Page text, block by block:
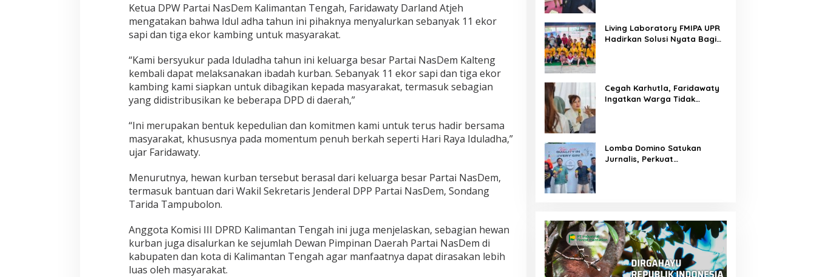
Ketua DPW Partai NasDem Kalimantan Tengah, Faridawaty Darland Atjeh
mengatakan bahwa Idul adha tahun ini pihaknya menyalurkan sebanyak 11 ekor
sapi dan tiga ekor kambing untuk masyarakat.
“Kami bersyukur pada Iduladha tahun ini keluarga besar Partai NasDem Kalteng
kembali dapat melaksanakan ibadah kurban. Sebanyak 11 ekor sapi dan tiga ekor
kambing kami siapkan untuk dibagikan kepada masyarakat, termasuk sebagian
yang didistribusikan ke beberapa DPD di daerah,”
“Ini merupakan bentuk kepedulian dan komitmen kami untuk terus hadir bersama
masyarakat, khususnya pada momentum penuh berkah seperti Hari Raya Iduladha,”
ujar Faridawaty.
Menurutnya, hewan kurban tersebut berasal dari keluarga besar Partai NasDem,
termasuk bantuan dari Wakil Sekretaris Jenderal DPP Partai NasDem, Sondang
Tarida Tampubolon.
Anggota Komisi III DPRD Kalimantan Tengah ini juga menjelaskan, sebagian hewan
kurban juga disalurkan ke sejumlah Dewan Pimpinan Daerah Partai NasDem di
kabupaten dan kota di Kalimantan Tengah agar manfaatnya dapat dirasakan lebih
luas oleh masyarakat.
Living Laboratory FMIPA UPR
Hadirkan Solusi Nyata Bagi
Cegah Karhutla, Faridawaty
Ingatkan Warga Tidak
Lomba Domino Satukan
Jurnalis, Perkuat